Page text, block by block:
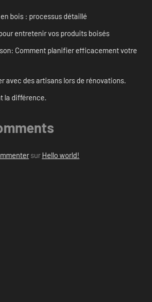
bois : processus détaillé
entretenir vos produits boisés
Comment planifier efficacement votre
avec des artisans lors de rénovations.
la différence.
sur Hello world!